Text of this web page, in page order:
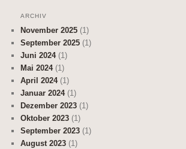
ARCHIV
November 2025 (1)
September 2025 (1)
Juni 2024(1)
Mai 2024(1)
April 2024(1)
Januar 2024(1)
Dezember 2023 (1)
Oktober 2023 (1)
September 2023 (1)
August 2023 (1)